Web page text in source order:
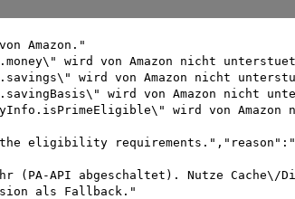
Amazon."
wird von Amazon nicht
wird von Amazon nicht
wird von Amazon nicht
wird von Amazon
the eligibility
(PA-API abgeschaltet). Nutze Cache\/
als Fallback."